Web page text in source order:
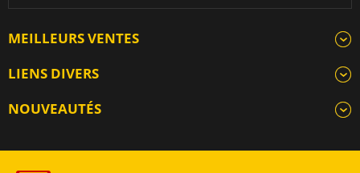
MEILLEURS VENTES
LIENS DIVERS
NOUVEAUTÉS